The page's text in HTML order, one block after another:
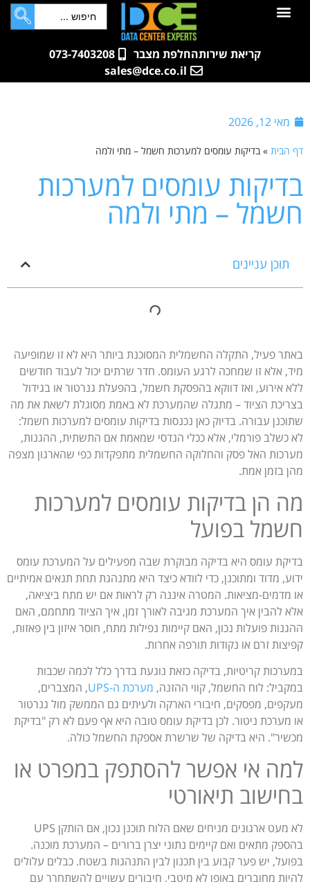
לתוכן
קריאת שירותהחלפת מצבר
073-7403208
sales@dce.co.il
מאי 12, 2026
דף הבית »בדיקות עומסים למערכות חשמל – מתי ולמה
בדיקות עומסים למערכות
חשמל – מתי ולמה
תוכן עניינים
באתר פעיל, התקלה החשמלית המסוכנת ביותר היא לא זו שמופיעה
מיד, אלא זו שמחכה לרגע העומס. חדר שרתים יכול לעבוד חודשים
ללא אירוע, ואז דווקא בהפסקת חשמל, בהפעלת גנרטור או בגידול
בצריכת הציוד – מתגלה שהמערכת לא באמת מסוגלת לשאת את מה
שתוכנן עבורה. בדיוק כאן נכנסות בדיקות עומסים למערכות חשמל:
לא כשלב פורמלי, אלא ככלי הנדסי שמאמת אם התשתית, ההגנות,
מערכות האל פסק והחלוקה החשמלית מתפקדות כפי שהארגון מצפה
מהן בזמן אמת.
מה הן בדיקות עומסים למערכות
חשמל בפועל
בדיקת עומס היא בדיקה מבוקרת שבה מפעילים על המערכת עומס
ידוע, מדוד ומתוכנן, כדי לוודא כיצד היא מתנהגת תחת תנאים אמיתיים
או מדמים-מציאות. המטרה איננה רק לראות אם יש מתח ביציאה,
אלא להבין איך המערכת מגיבה לאורך זמן, איך הציוד מתחמם, האם
ההגנות פועלות נכון, האם קיימות נפילות מתח, חוסר איזון בין פאזות,
קפיצות זרם או נקודות תורפה אחרות.
במערכות קריטיות, בדיקה כזאת נוגעת בדרך כלל לכמה שכבות
במקביל: לוח החשמל, קווי ההזנה, מערכת ה-UPS
, המצברים,
מעקפים, מפסקים, חיבורי הארקה ולעיתים גם הממשק מול גנרטור
או מערכת ניטור. לכן בדיקת עומס טובה היא אף פעם לא רק "בדיקת
מכשיר". היא בדיקה של שרשרת אספקת החשמל כולה.
למה אי אפשר להסתפק במפרט או
בחישוב תיאורטי
לא מעט ארגונים מניחים שאם הלוח תוכנן נכון, אם הותקן UPS
בהספק מתאים ואם קיימים נתוני יצרן ברורים – המערכת מוכנה.
בפועל, יש פער קבוע בין תכנון לבין התנהגות בשטח. כבלים עלולים
להיות מחוברים באופן לא מיטבי, חיבורים עשויים להשתחרר עם